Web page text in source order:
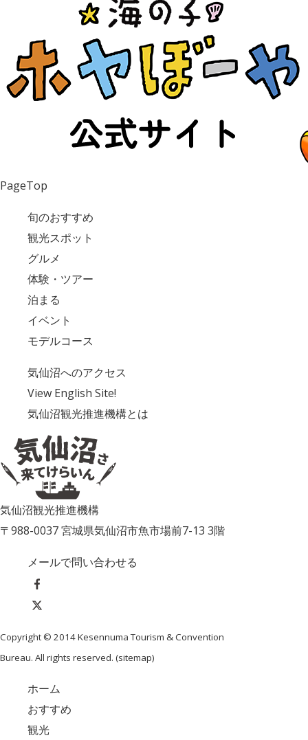
PageTop
旬のおすすめ
観光スポット
グルメ
体験・ツアー
泊まる
イベント
モデルコース
気仙沼へのアクセス
View English Site!
気仙沼観光推進機構とは
気仙沼観光推進機構
〒988-0037 宮城県気仙沼市魚市場前7-13 3階
メールで問い合わせる
Copyright © 2014 Kesennuma Tourism & Convention
Bureau. All rights reserved. (sitemap)
ホーム
おすすめ
観光